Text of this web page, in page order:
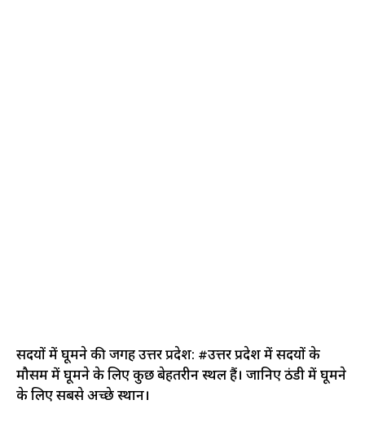
सर्दियों में घूमने की जगह उत्तर प्रदेश: #उत्तर प्रदेश में सर्दियों के
मौसम में घूमने के लिए कुछ बेहतरीन स्थल हैं। जानिए ठंडी में घूमने
के लिए सबसे अच्छे स्थान।